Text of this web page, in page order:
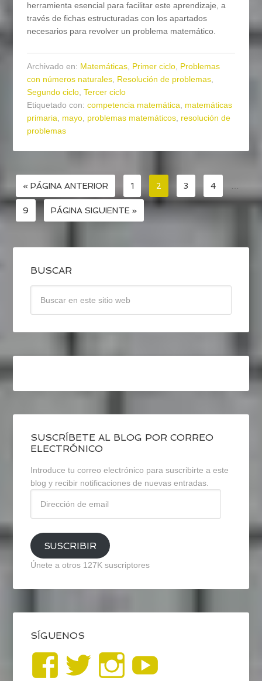
herramienta esencial para facilitar este aprendizaje, a
través de fichas estructuradas con los apartados
necesarios para revolver un problema matemático.
Archivado en: Matemáticas, Primer ciclo, Problemas
con números naturales, Resolución de problemas,
Segundo ciclo,Tercer ciclo
Etiquetado con:competencia matemática, matemáticas
primaria, mayo, problemas matemáticos, resolución de
problemas
« PÁGINA ANTERIOR 1 2 3 4 …
9 PÁGINA SIGUIENTE »
BUSCAR
SUSCRÍBETE AL BLOG POR CORREO
ELECTRÓNICO
Introduce tu correo electrónico para suscribirte a este
blog y recibir notificaciones de nuevas entradas.
email
SUSCRIBIR
Únete a otros 127K suscriptores
SÍGUENOS
VerVerVer